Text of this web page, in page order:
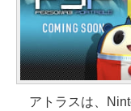
アトラスは、